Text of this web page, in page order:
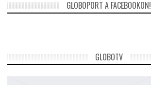
GLOBOPORT A FACEBOOKON!
GLOBOTV